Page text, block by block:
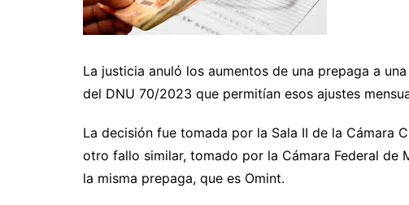
La justicia anuló los aumentos de una prepaga a
del DNU 70/2023 que permitían esos ajustes
La decisión fue tomada por la Sala II de la Cámara
otro fallo similar, tomado por la Cámara Federal de
la misma prepaga, que es Omint.